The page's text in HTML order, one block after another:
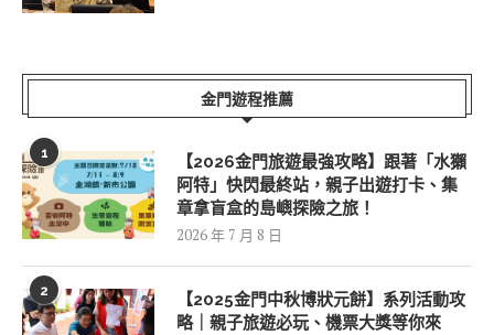
金門遊程推薦
1
【2026金門旅遊最強攻略】跟著「水獺
阿特」快閃最終站，親子出遊打卡、集
章拿盲盒的島嶼探險之旅！
2026 年 7 月 8 日
2
【2025金門中秋博狀元餅】系列活動攻
略｜親子旅遊必玩、機票大獎等你來